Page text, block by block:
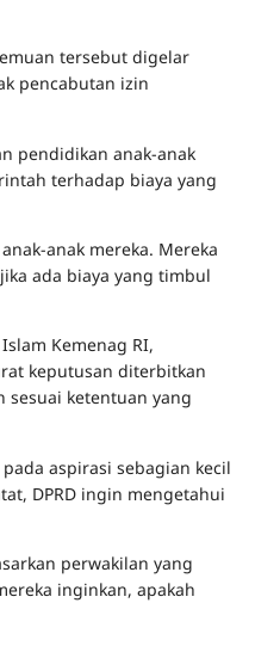
tersebut digelar
pencabutan izin
pendidikan anak-anak
terhadap biaya yang
anak mereka. Mereka
ada biaya yang timbul
Kemenag RI,
keputusan diterbitkan
sesuai ketentuan yang
aspirasi sebagian kecil
DPRD ingin mengetahui
perwakilan yang
inginkan, apakah